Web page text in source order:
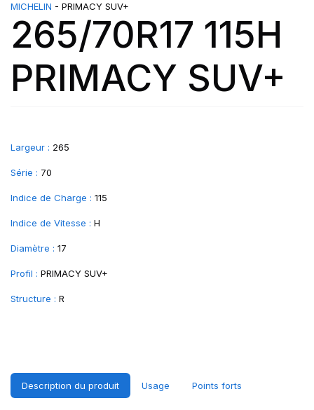
MICHELIN - PRIMACY SUV+
265/70R17 115H
PRIMACY SUV+
Largeur : 265
Série : 70
Indice de Charge : 115
Indice de Vitesse : H
Diamètre : 17
Profil : PRIMACY SUV+
Structure : R
Description du produit Usage Points forts